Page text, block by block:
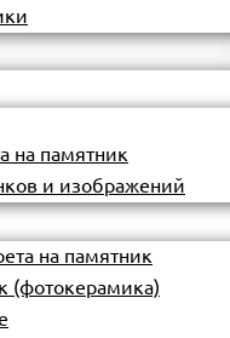
на памятник
и изображений
на памятник
(фотокерамика)